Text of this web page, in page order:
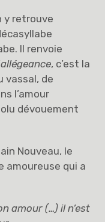
y retrouve
Il renvoie
allégeance, c’est la
vassal, de
l’amour
dévouement
Nouveau, le
amoureuse qui a
amour (…) il n’est